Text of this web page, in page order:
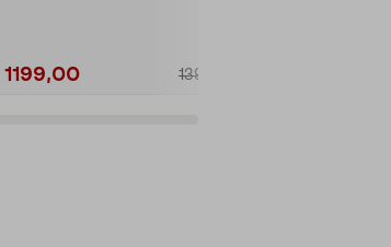
1199,00 1399,00